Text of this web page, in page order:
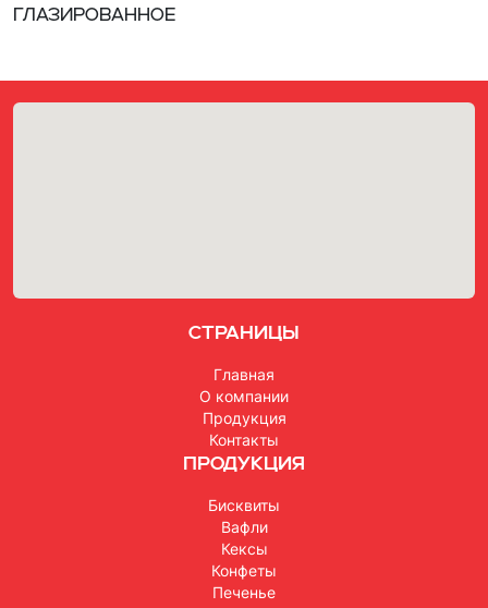
глазированное
Страницы
Главная
О компании
Продукция
Контакты
Продукция
Бисквиты
Вафли
Кексы
Конфеты
Печенье